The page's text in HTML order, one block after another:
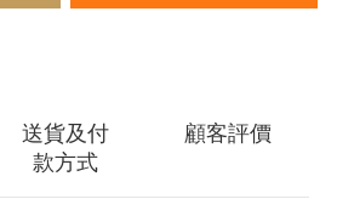
送貨及付
款方式
顧客評價